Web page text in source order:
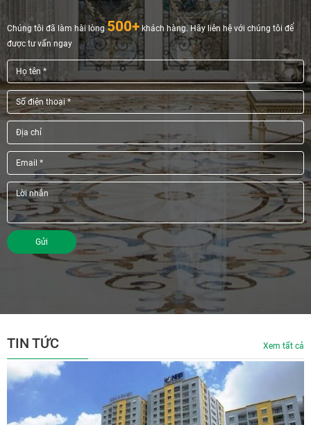
Chúng tôi đã làm hài lòng500+ khách hàng. Hãy liên hệ với chúng tôi để
được tư vấn ngay
Gửi
TIN TỨC Xem tất cả